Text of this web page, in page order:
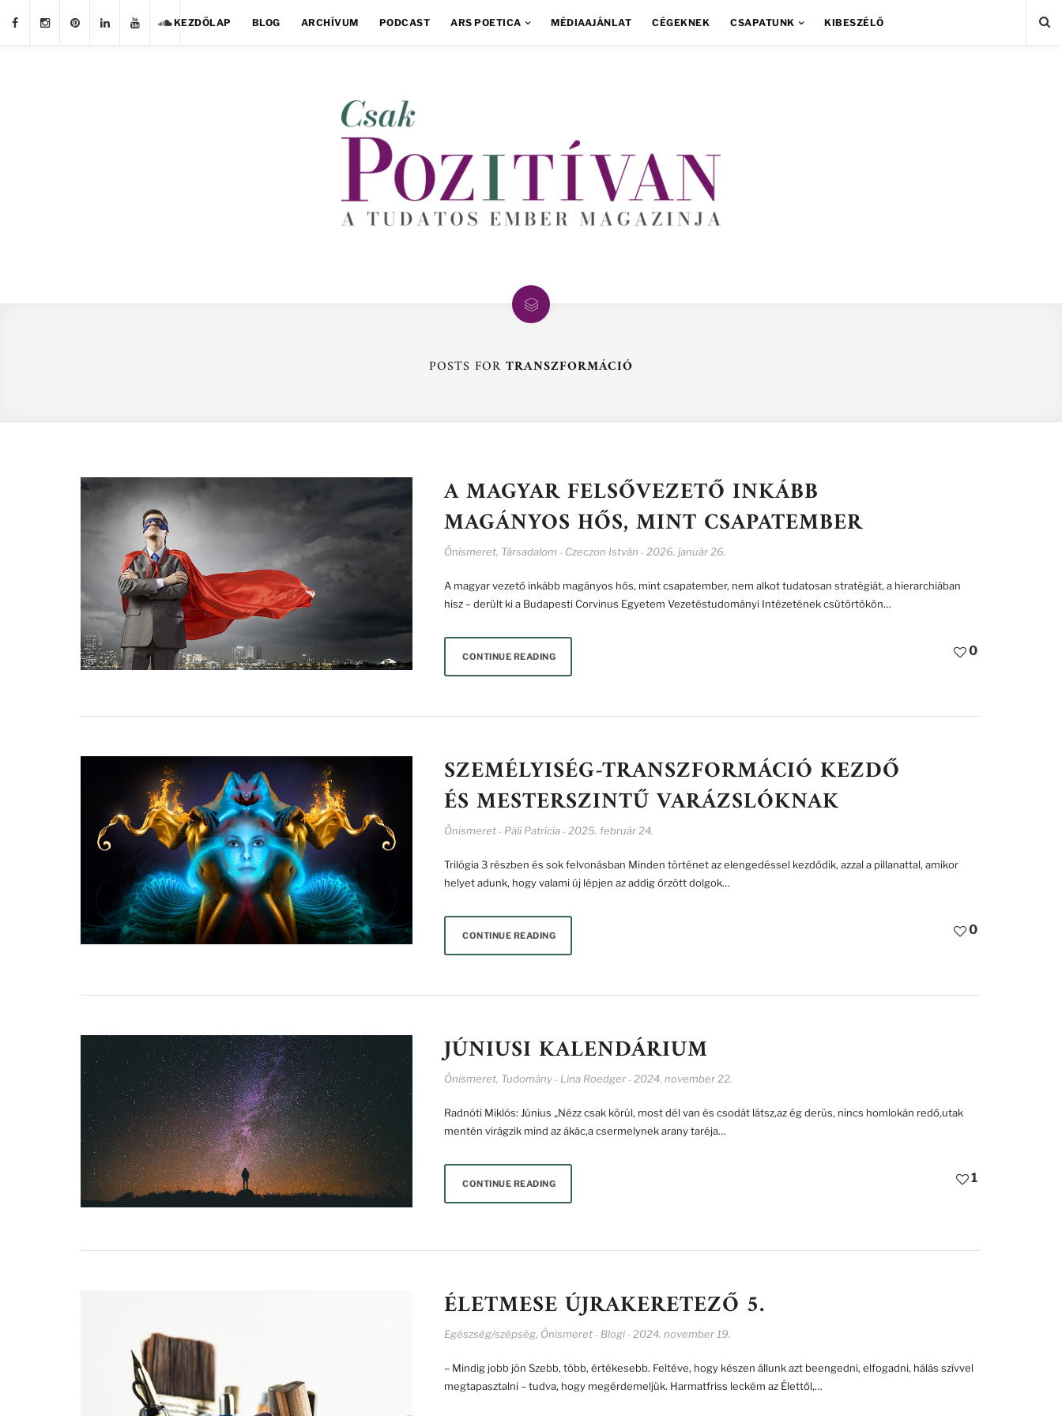
KEZDŐLAP BLOG ARCHÍVUM PODCAST ARS POETICA MÉDIAAJÁNLAT CÉGEKNEK CSAPATUNK KIBESZÉLŐ
POSTS FOR TRANSZFORMÁCIÓ
A MAGYAR FELSŐVEZETŐ INKÁBB
MAGÁNYOS HŐS, MINT CSAPATEMBER
Önismeret, Társadalom - Czeczon István - 2026. január 26.
A magyar vezető inkább magányos hős, mint csapatember, nem alkot tudatosan stratégiát, a hierarchiában
hisz – derült ki a Budapesti Corvinus Egyetem Vezetéstudományi Intézetének csütörtökön…
CONTINUE READING 0
SZEMÉLYISÉG-TRANSZFORMÁCIÓ KEZDŐ
ÉS MESTERSZINTŰ VARÁZSLÓKNAK
Önismeret - Páli Patrícia - 2025. február 24.
Trilógia 3 részben és sok felvonásban Minden történet az elengedéssel kezdődik, azzal a pillanattal, amikor
helyet adunk, hogy valami új lépjen az addig őrzött dolgok…
CONTINUE READING 0
JÚNIUSI KALENDÁRIUM
Önismeret, Tudomány - Lina Roedger - 2024. november 22.
Radnóti Miklós: Június „Nézz csak körül, most dél van és csodát látsz,az ég derüs, nincs homlokán redő,utak
mentén virágzik mind az ákác,a csermelynek arany taréja…
CONTINUE READING 1
ÉLETMESE ÚJRAKERETEZŐ 5.
Egészség/szépség, Önismeret - Blogi - 2024. november 19.
– Mindig jobb jön Szebb, több, értékesebb. Feltéve, hogy készen állunk azt beengedni, elfogadni, hálás szívvel
megtapasztalni – tudva, hogy megérdemeljük. Harmatfriss leckém az Élettől,…